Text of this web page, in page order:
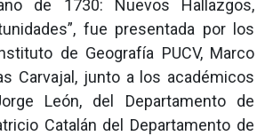
de 1730: Nuevos Hallazgos,
fue presentada por los
de Geografía PUCV, Marco
Carvajal, junto a los académicos
León, del Departamento de
Catalán del Departamento de